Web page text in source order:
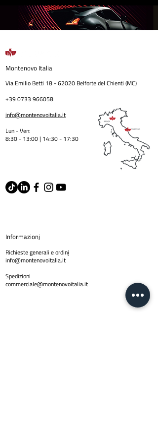
Montenovo Italia
Via Emilio Betti 18 - 62020 Belforte del Chienti (MC)
+39 0733 966058
info@montenovoitalia.it
Lun - Ven:
8:30 - 13:00 | 14:30 - 17:30
Informazioni
Richieste generali e ordini
info@montenovoitalia.it
Spedizioni
commerciale@montenovoitalia.it